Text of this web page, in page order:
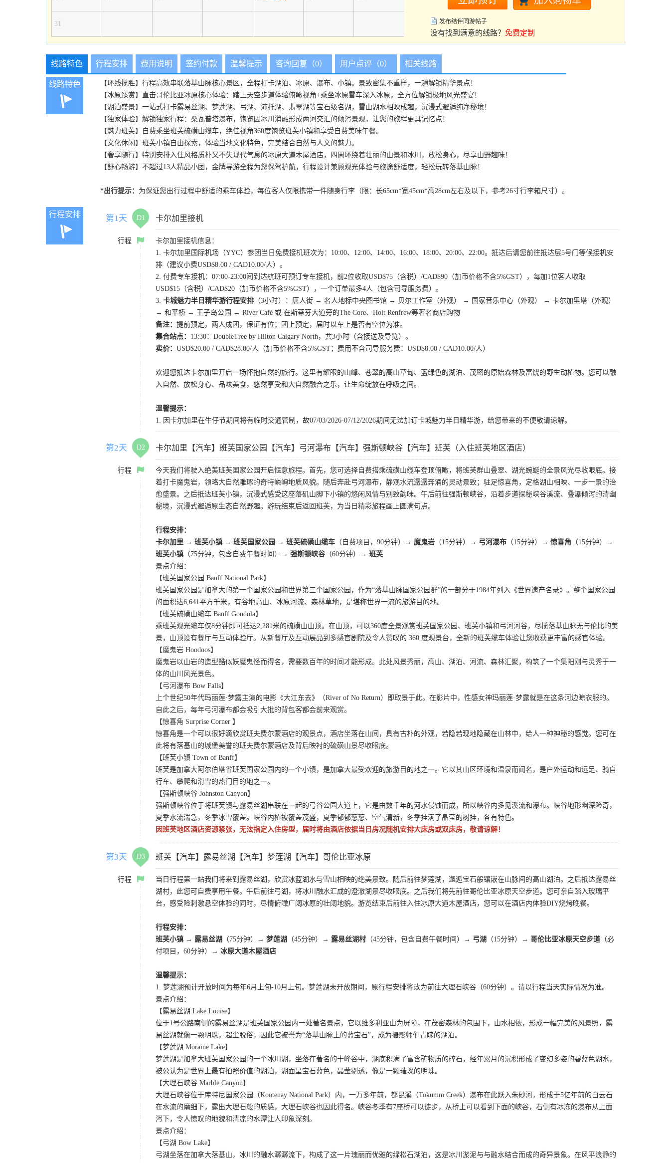
31 发布结伴同游帖子
没有找到满意的线路？ 免费定制
线路特色 行程安排 费用说明 签约付款 温馨提示 咨询回复（0） 用户点评（0） 相关线路
线路特色
【环线揽胜】行程高效串联落基山脉核心景区，全程打卡湖泊、冰原、瀑布、小镇。景致密集不重样，一趟解锁精华景点！
【冰原臻赏】直击哥伦比亚冰原核心体验：踏上天空步道体验俯瞰视角+乘坐冰原雪车深入冰原，全方位解锁极地风光盛宴！
【湖泊盛景】一站式打卡露易丝湖、梦莲湖、弓湖、沛托湖、翡翠湖等宝石级名湖，雪山湖水相映成趣，沉浸式邂逅纯净秘境！
【独家体验】解锁独家行程：桑瓦普塔瀑布，饱览因冰川消融形成两河交汇的倾泻景观，让您的旅程更具记忆点！
【魅力班芙】自费乘坐班芙硫磺山缆车，绝佳视角360度饱览班芙小镇和享受自费美味午餐。
【文化休闲】班芙小镇自由探索，体验当地文化特色，完美结合自然与人文的魅力。
【奢享随行】特别安排入住风格质朴又不失现代气息的冰原大道木屋酒店，四周环绕着壮丽的山景和冰川，放松身心，尽享山野趣味！
【舒心畅游】不超过13人精品小团，金牌导游全程为您保驾护航，行程设计兼顾观光体验与旅途舒适度，轻松玩转落基山脉！
*出行提示： 为保证您出行过程中舒适的乘车体验，每位客人仅限携带一件随身行李（限：长65cm*宽45cm*高28cm左右及以下，参考26寸行李箱尺寸）。
行程安排 第1天 D1 卡尔加里接机
行程
卡尔加里接机信息：
1. 卡尔加里国际机场（YYC）参团当日免费接机班次为：10:00、12:00、14:00、16:00、18:00、20:00、22:00。抵达后请您前往抵达层5号门等候接机安
排（建议小费USD$8.00 / CAD10.00/人）。
2. 付费专车接机：07:00-23:00间到达航班可预订专车接机，前2位收取USD$75（含税）/CAD$90（加币价格不含5%GST），每加1位客人收取
USD$15（含税）/CAD$20（加币价格不含5%GST），一个订单最多4人（包含司导服务费）。
3. 卡城魅力半日精华游行程安排 （3小时）：唐人街 → 名人地标中央图书馆 → 贝尔工作室（外观） → 国家音乐中心（外观） → 卡尔加里塔（外观）
→ 和平桥 → 王子岛公园 → River Café 或 在斯蒂芬大道旁的The Core、Holt Renfrew等著名商店购物
备注： 提前预定，两人成团，保证有位；团上预定，届时以车上是否有空位为准。
集合站点： 13:30：DoubleTree by Hilton Calgary North，共3小时（含接送及导览）。
卖价： USD$20.00 / CAD$28.00/人（加币价格不含5%GST；费用不含司导服务费：USD$8.00 / CAD10.00/人）
欢迎您抵达卡尔加里开启一场怀抱自然的旅行。这里有耀眼的山峰、苍翠的高山草甸、蓝绿色的湖泊、茂密的原始森林及富饶的野生动植物。您可以融
入自然、放松身心、品味美食，悠然享受和大自然融合之乐，让生命绽放在呼吸之间。
溫馨提示：
1. 因卡尔加里在牛仔节期间将有临时交通管制，故07/03/2026-07/12/2026期间无法加订卡城魅力半日精华游，给您带来的不便敬请谅解。
第2天 D2 卡尔加里【汽车】班芙国家公园【汽车】弓河瀑布【汽车】强斯顿峡谷【汽车】班芙（入住班芙地区酒店）
行程
今天我们将驶入绝美班芙国家公园开启惬意旅程。首先，您可选择自费搭乘硫磺山缆车登顶俯瞰，将班芙群山叠翠、湖光蜿蜒的全景风光尽收眼底。接
着打卡魔鬼岩，领略大自然雕琢的奇特嶙峋地质风貌。随后奔赴弓河瀑布，静观水流潺潺奔涌的灵动景致；驻足惊喜角，定格湖山相映、一步一景的治
愈盛景。之后抵达班芙小镇，沉浸式感受这座落矶山脚下小镇的悠闲风情与别致韵味。午后前往强斯顿峡谷，沿着步道探秘峡谷溪流、叠瀑倾泻的清幽
秘境，沉浸式邂逅原生态自然野趣。游玩结束后返回班芙，为当日精彩旅程画上圆满句点。
行程安排：
卡尔加里 → 班芙小镇 → 班芙国家公园 → 班芙硫磺山缆车 （自费项目，90分钟）→ 魔鬼岩 （15分钟）→ 弓河瀑布 （15分钟）→ 惊喜角 （15分钟）→
班芙小镇 （75分钟，包含自费午餐时间）→ 强斯顿峡谷 （60分钟）→ 班芙
景点介绍：
【班芙国家公园 Banff National Park】
班芙国家公园是加拿大的第一个国家公园和世界第三个国家公园，作为“落基山脉国家公园群”的一部分于1984年列入《世界遗产名录》。整个国家公园
的面积达6,641平方千米，有谷地高山、冰原河流、森林草地，是堪称世界一流的旅游目的地。
【班芙硫磺山缆车 Banff Gondola】
乘班芙观光缆车仅8分钟即可抵达2,281米的硫磺山山顶。在山顶，可以360度全景观赏班芙国家公园、班芙小镇和弓河河谷，尽揽落基山脉无与伦比的美
景，山顶设有餐厅与互动体验厅。从新餐厅及互动展品到多感官剧院及令人赞叹的 360 度观景台，全新的班芙缆车体验让您收获更丰富的感官体验。
【魔鬼岩 Hoodoos】
魔鬼岩以山岩的造型酷似妖魔鬼怪而得名，需要数百年的时间才能形成。此处风景秀丽，高山、湖泊、河流、森林汇聚，构筑了一个集阳刚与灵秀于一
体的山川风光景色。
【弓河瀑布 Bow Falls】
上个世纪50年代玛丽莲·梦露主演的电影《大江东去》（River of No Return）即取景于此。在影片中，性感女神玛丽莲·梦露就是在这条河边晾衣服的。
自此之后，每年弓河瀑布都会吸引大批的背包客都会前来观赏。
【惊喜角 Surprise Corner 】
惊喜角是一个可以很好滴欣赏班夫费尔蒙酒店的观景点，酒店坐落在山间，具有古朴的外观，若隐若现地隐藏在山林中，给人一种神秘的感觉。您可在
此将有落基山的城堡美誉的班夫费尔蒙酒店及背后映衬的硫磺山景尽收眼底。
【班芙小镇 Town of Banff】
班芙是加拿大阿尔伯塔省班芙国家公园内的一个小镇，是加拿大最受欢迎的旅游目的地之一。它以其山区环境和温泉而闻名，是户外运动和远足、骑自
行车、攀爬和滑雪的热门目的地之一。
【强斯顿峡谷 Johnston Canyon】
强斯顿峡谷位于将班芙镇与露易丝湖串联在一起的弓谷公园大道上，它是由数千年的河水侵蚀而成，所以峡谷内多见溪流和瀑布。峡谷地形幽深险奇，
夏季水流湍急，冬季冰雪覆盖。峡谷内植被覆盖茂盛，夏季郁郁葱葱、空气清新，冬季挂满了晶莹的树挂，各有特色。
因班芙地区酒店资源紧张，无法指定入住房型，届时将由酒店依据当日房况随机安排大床房或双床房，敬请谅解！
第3天 D3 班芙【汽车】露易丝湖【汽车】梦莲湖【汽车】哥伦比亚冰原
行程
当日行程第一站我们将来到露易丝湖，欣赏冰蓝湖水与雪山相映的绝美景致。随后前往梦莲湖，邂逅宝石般镶嵌在山脉间的高山湖泊。之后抵达露易丝
湖村，此您可自费享用午餐。午后前往弓湖，将冰川融水汇成的澄澈湖景尽收眼底。之后我们将先前往哥伦比亚冰原天空步道。您可亲自踏入玻璃平
台，感受险刺激悬空体验的同时，尽情俯瞰广阔冰原的壮阔地貌。游览结束后前往入住冰原大道木屋酒店，您可以在酒店内体验DIY烧烤晚餐。
行程安排：
班芙小镇 → 露易丝湖
（75分钟）→ 梦莲湖 （45分钟）→ 露易丝湖村 （45分钟，包含自费午餐时间）→ 弓湖 （15分钟）→ 哥伦比亚冰原天空步道 （必
付项目，60分钟）→ 冰原大道木屋酒店
温馨提示：
1. 梦莲湖预计开放时间为每年6月上旬-10月上旬。梦莲湖未开放期间，原行程安排将改为前往大理石峡谷（60分钟）。请以行程当天实际情况为准。
景点介绍：
【露易丝湖 Lake Louise】
位于1号公路南侧的露易丝湖是班芙国家公园内一处著名景点，它以维多利亚山为屏障，在茂密森林的包围下，山水相依，形成一幅完美的风景照，露
易丝湖就像一颗明珠，超尘脱俗，因此它被誉为“落基山脉上的蓝宝石”，成为摄影师们青睐的湖泊。
【梦莲湖 Moraine Lake】
梦莲湖是加拿大班芙国家公园的一个冰川湖，坐落在著名的十峰谷中，湖底积满了富含矿物质的碎石，经年累月的沉积形成了变幻多姿的碧蓝色湖水，
被公认为是世界上最有拍照价值的湖泊，湖面呈宝石蓝色，晶莹剔透，像是一颗璀璨的明珠。
【大理石峡谷 Marble Canyon】
大理石峡谷位于库特尼国家公园（Kootenay National Park）内，一万多年前，都昆溪（Tokumm Creek）瀑布在此跃入朱砂河，形成于5亿年前的白云石
在水流的磨细下，露出大理石般的质感，大理石峡谷也因此得名。峡谷冬季有7座桥可以徒步，从桥上可以看到下面的峡谷，右侧有冰冻的瀑布从上面
泻下，令人惊叹的地貌和清凉的水潭让人印象深刻。
景点介绍：
【弓湖 Bow Lake】
弓湖坐落在加拿大落基山，冰川的融水潺潺流下，构成了这一片瑰丽而优雅的绿松石湖泊，这是冰川淤泥与与融水结合而成的奇异景象。在风平浪静的